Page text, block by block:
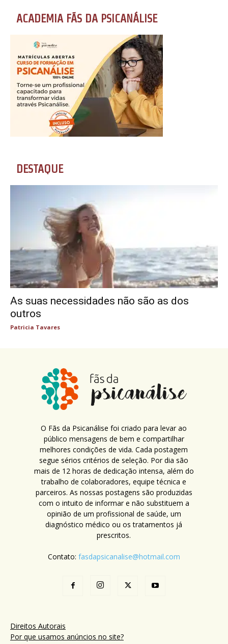
ACADEMIA FÃS DA PSICANÁLISE
DESTAQUE
As suas necessidades não são as dos
outros
Patricia Tavares
O Fãs da Psicanálise foi criado para levar ao
público mensagens de bem e compartilhar
melhores condições de vida. Cada postagem
segue sérios critérios de seleção. Por dia são
mais de 12 horas de dedicação intensa, além do
trabalho de colaboradores, equipe técnica e
parceiros. As nossas postagens são produzidas
com o intuito de informar e não substituem a
opinião de um profissional de saúde, um
diagnóstico médico ou os tratamentos já
prescritos.
Contato: fasdapsicanalise@hotmail.com
Direitos Autorais
Por que usamos anúncios no site?